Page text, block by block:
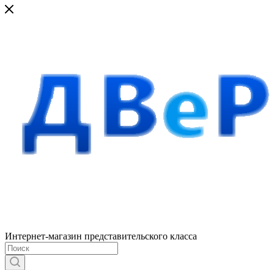
Интернет-магазин представительского класса